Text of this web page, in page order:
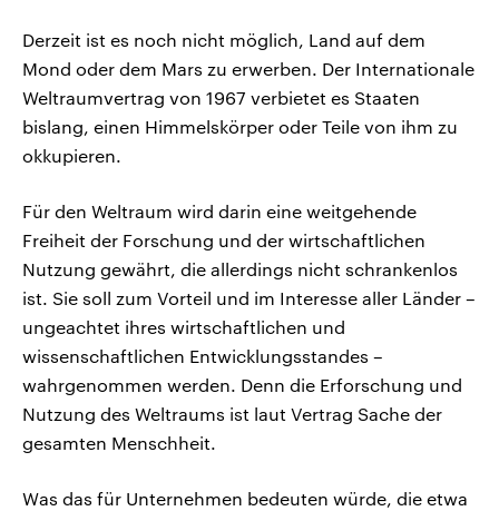
Derzeit ist es noch nicht möglich, Land auf dem
Mond oder dem Mars zu erwerben. Der Internationale
Weltraumvertrag von 1967 verbietet es Staaten
bislang, einen Himmelskörper oder Teile von ihm zu
okkupieren.
Für den Weltraum wird darin eine weitgehende
Freiheit der Forschung und der wirtschaftlichen
Nutzung gewährt, die allerdings nicht schrankenlos
ist. Sie soll zum Vorteil und im Interesse aller Länder –
ungeachtet ihres wirtschaftlichen und
wissenschaftlichen Entwicklungsstandes –
wahrgenommen werden. Denn die Erforschung und
Nutzung des Weltraums ist laut Vertrag Sache der
gesamten Menschheit.
Was das für Unternehmen bedeuten würde, die etwa